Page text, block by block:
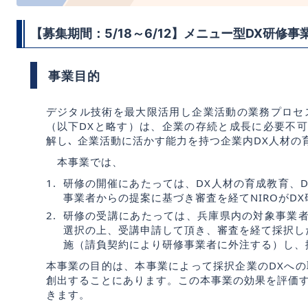
【募集期間：5/18～6/12】メニュー型DX研修
事業目的
デジタル技術を最大限活用し企業活動の業務プロ
（以下DXと略す）は、企業の存続と成長に必要
解し､ 企業活動に活かす能力を持つ企業内DX人材の
本事業では、
研修の開催にあたっては、DX人材の育成教育
事業者からの提案に基づき審査を経てNIROが
研修の受講にあたっては、兵庫県内の対象事業
選択の上、受講申請して頂き、審査を経て採択
施（請負契約により研修事業者に外注する）し
本事業の目的は、本事業によって採択企業のDXへ
創出することにあります。この本事業の効果を評価
きます。